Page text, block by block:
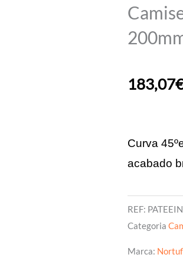
183,07
Curva
acabado
REF:
Categoria
Marca: